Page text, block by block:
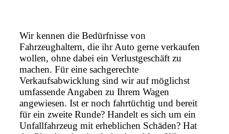
Wir kennen die Bedürfnisse von
Fahrzeughaltern, die ihr Auto gerne verkaufen
wollen, ohne dabei ein Verlustgeschäft zu
machen. Für eine sachgerechte
Verkaufsabwicklung sind wir auf möglichst
umfassende Angaben zu Ihrem Wagen
angewiesen. Ist er noch fahrtüchtig und bereit
für ein zweite Runde? Handelt es sich um ein
Unfallfahrzeug mit erheblichen Schäden? Hat